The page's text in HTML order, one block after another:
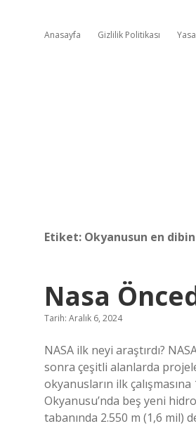
Anasayfa Gizlilik Politikası
Etiket: Okyanusun en
Nasa
Tarih: Aralık 6, 2024
NASA ilk neyi araştırdı?
sonra çeşitli alanlarda
okyanusların ilk
Okyanusu’nda beş yeni
tabanında 2.550 m (1,6 mil)